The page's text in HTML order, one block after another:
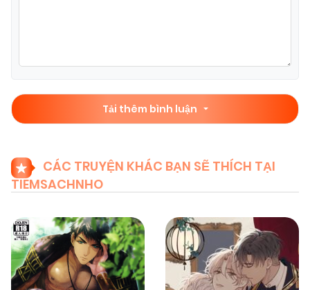
Tải thêm bình luận
CÁC TRUYỆN KHÁC BẠN SẼ THÍCH TẠI
TIEMSACHNHO